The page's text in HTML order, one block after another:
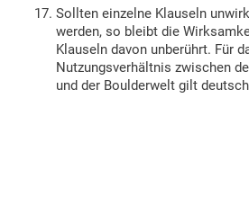
Sollten einzelne Klauseln
werden, so bleibt die
Klauseln davon unberührt. Für
Nutzungsverhältnis zwischen
und der Boulderwelt gilt